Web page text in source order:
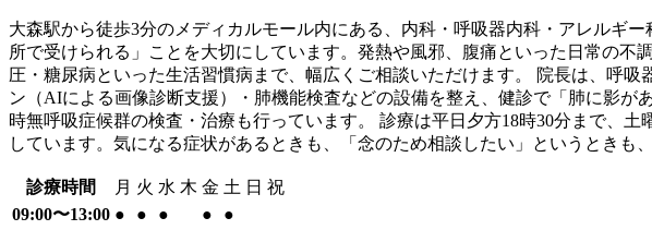
大森駅から徒歩3分のメディカルモール内にある、内科・呼吸器内科・アレルギ
所で受けられる」ことを大切にしています。発熱や風邪、腹痛といった日常の
圧・糖尿病といった生活習慣病まで、幅広くご相談いただけます。 院長は、呼
ン（AIによる画像診断支援）・肺機能検査などの設備を整え、健診で「肺に影
時無呼吸症候群の検査・治療も行っています。 診療は平日夕方18時30分まで、
しています。気になる症状があるときも、「念のため相談したい」というときも
診療時間 月 火 水 木 金 土 日 祝
09:00〜13:00 ● ● ● ●
●